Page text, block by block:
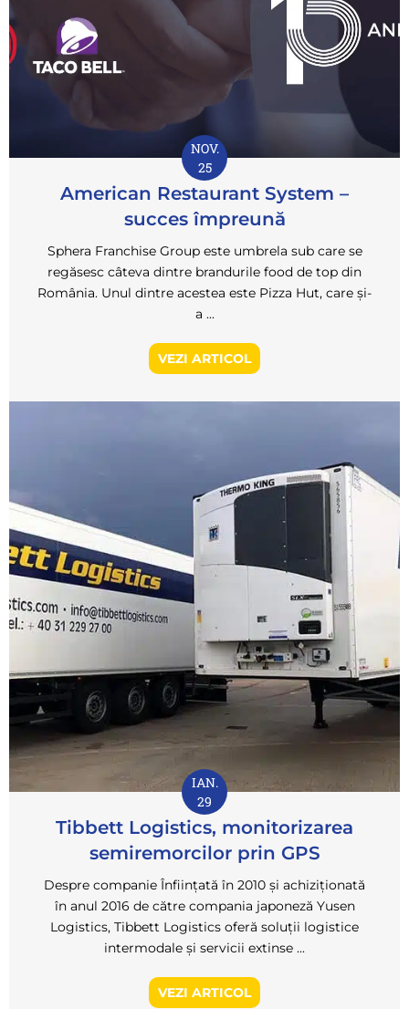
NOV.
25
American Restaurant System –
succes împreună
Sphera Franchise Group este umbrela sub care se
regăsesc câteva dintre brandurile food de top din
România. Unul dintre acestea este Pizza Hut, care și-
a ...
VEZI ARTICOL
IAN.
29
Tibbett Logistics, monitorizarea
semiremorcilor prin GPS
Despre companie Înființată în 2010 și achiziționată
în anul 2016 de către compania japoneză Yusen
Logistics, Tibbett Logistics oferă soluții logistice
intermodale și servicii extinse ...
VEZI ARTICOL